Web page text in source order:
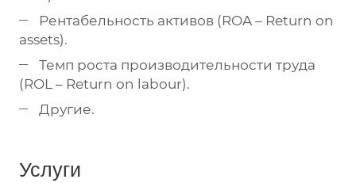
Рентабельность активов (ROA – Return on
assets).
Темп роста производительности труда
(ROL – Return on labour).
Другие.
Услуги